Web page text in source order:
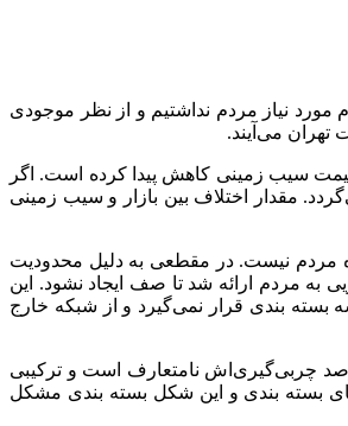
در ۴۰ روز گذشته افزایشی در قیمت اقلام مورد نیاز مردم نداشتیم و از نظر موجودی
تهران می‌آیند.
سیب زمینی کاهش پیدا کرده است. اگر
مقدار اختلاف بین بازار و سیب زمینی
مردم نیست. در مقطعی به دلیل محدودیت
ایجاد می‌شد و برای اینکه این سقف برچیده شود، بسته بندی آن را توسط واحدهای بسته بندی بشقابی‌ کردند و به صورت بشقاب‌های ۲ کیلویی به مردم ارائه شد تا صف ایجاد نشود. این
بسته بندی قرار نمی‌گیرد و از شبکه خارج
چربی‌گیری‌اش نامتعارف است و ترکیبی
بسته بندی و این شکل بسته بندی مشکل